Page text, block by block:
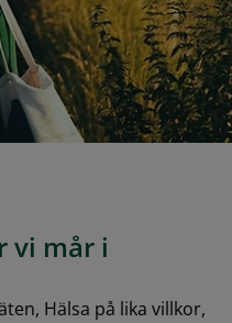
vi mår i
Hälsa på lika villkor,